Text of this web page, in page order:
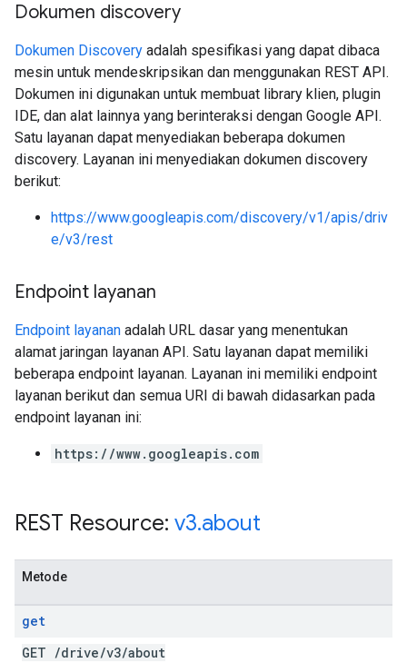
Dokumen discovery
Dokumen Discovery adalah spesifikasi yang dapat dibaca
mesin untuk mendeskripsikan dan menggunakan REST API.
Dokumen ini digunakan untuk membuat library klien, plugin
IDE, dan alat lainnya yang berinteraksi dengan Google API.
Satu layanan dapat menyediakan beberapa dokumen
discovery. Layanan ini menyediakan dokumen discovery
berikut:
https://www.googleapis.com/discovery/v1/apis/driv
e/v3/rest
Endpoint layanan
Endpoint layanan adalah URL dasar yang menentukan
alamat jaringan layanan API. Satu layanan dapat memiliki
beberapa endpoint layanan. Layanan ini memiliki endpoint
layanan berikut dan semua URI di bawah didasarkan pada
endpoint layanan ini:
https://www.googleapis.com
REST Resource: v3.about
Metode
get
GET /drive/v3/about